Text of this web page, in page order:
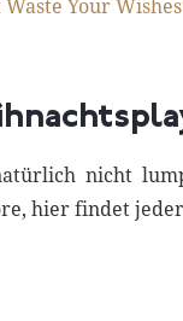
Your
nicht
hier findet